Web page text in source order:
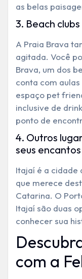
as belas
3. Beach
A Praia Brava
agitada. Você
Brava, um dos
conta com
espaço pet
inclusive de
ponto de
4. Outros
seus encantos
Itajaí é a cidade
que merece
Catarina. O
Itajaí são duas
conhecer sua
com a